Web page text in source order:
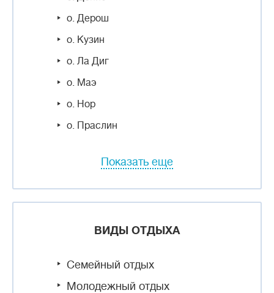
о. Дерош
о. Кузин
о. Ла Диг
о. Маэ
о. Нор
о. Праслин
Показать еще
ВИДЫ ОТДЫХА
Семейный отдых
Молодежный отдых